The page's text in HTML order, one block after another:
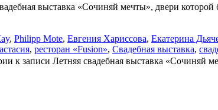
выставка «Сочиняй мечты», двери
, Philipp Mote, Евгения Хариссова, Екатерина
, ресторан «Fusion», Свадебная выставка,
к записи Летняя свадебная выставка «Сочиняй